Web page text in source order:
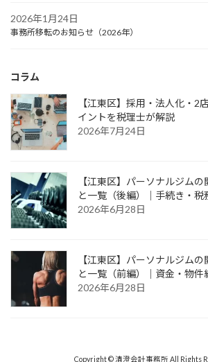
2026年1月24日
事務所移転のお知らせ（2026年）
コラム
【江東区】採用・法人化・2
イントを税理士が解説
2026年7月24日
【江東区】パーソナルジム
と一覧（後編）｜手続き・税
2026年6月28日
【江東区】パーソナルジム
と一覧（前編）｜資金・物件
2026年6月28日
Copyright © 清澄会計事務所 All Rights